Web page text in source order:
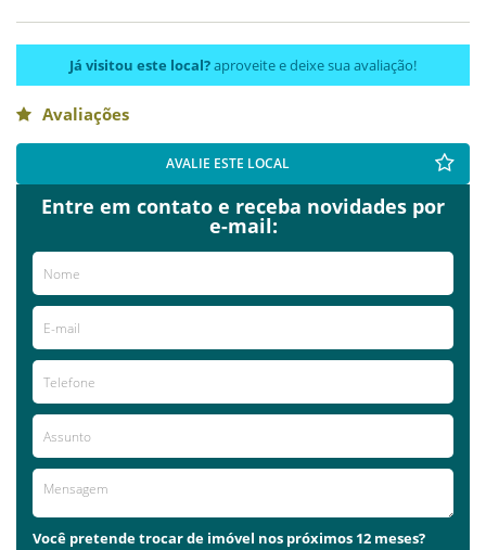
Já visitou este local?aproveite e deixe sua avaliação!
Avaliações
AVALIE ESTE LOCAL
Entre em contato e receba novidades por
e-mail:
Você pretende trocar de imóvel nos próximos 12 meses?